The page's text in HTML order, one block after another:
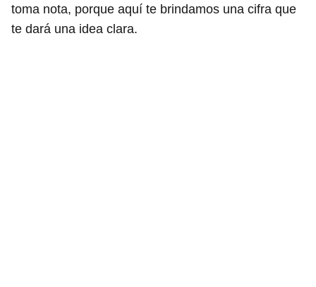
toma nota, porque aquí te brindamos una cifra que
te dará una idea clara.